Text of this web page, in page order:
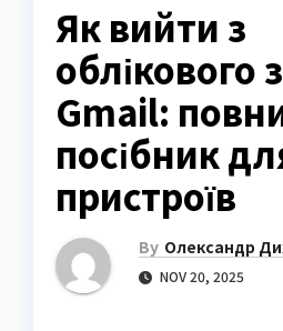
Як вийти з
облікового
Gmail:
посібник
пристроїв
By Олександр
NOV 20, 2025